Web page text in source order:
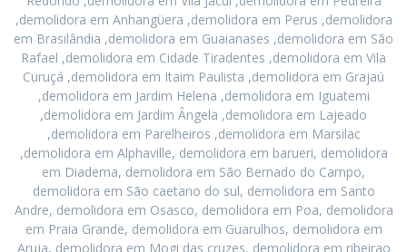
,demolidora em Anhangüera ,demolidora em Perus ,demolidora
em Brasilândia ,demolidora em Guaianases ,demolidora em São
Rafael ,demolidora em Cidade Tiradentes ,demolidora em Vila
Curuçá ,demolidora em Itaim Paulista ,demolidora em Grajaú
,demolidora em Jardim Helena ,demolidora em Iguatemi
,demolidora em Jardim Ângela ,demolidora em Lajeado
,demolidora em Parelheiros ,demolidora em Marsilac
,demolidora em Alphaville, demolidora em barueri, demolidora
em Diadema, demolidora em São Bernado do Campo,
demolidora em São caetano do sul, demolidora em Santo
Andre, demolidora em Osasco, demolidora em Poa, demolidora
em Praia Grande, demolidora em Guarulhos, demolidora em
Aruja, demolidora em Mogi das cruzes, demolidora em ribeirao